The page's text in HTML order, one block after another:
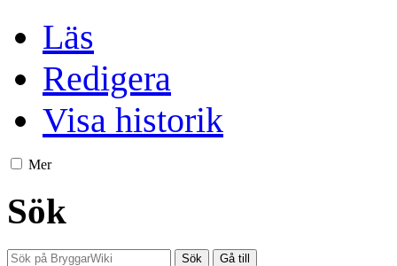
Läs
Redigera
Visa historik
Mer
Sök